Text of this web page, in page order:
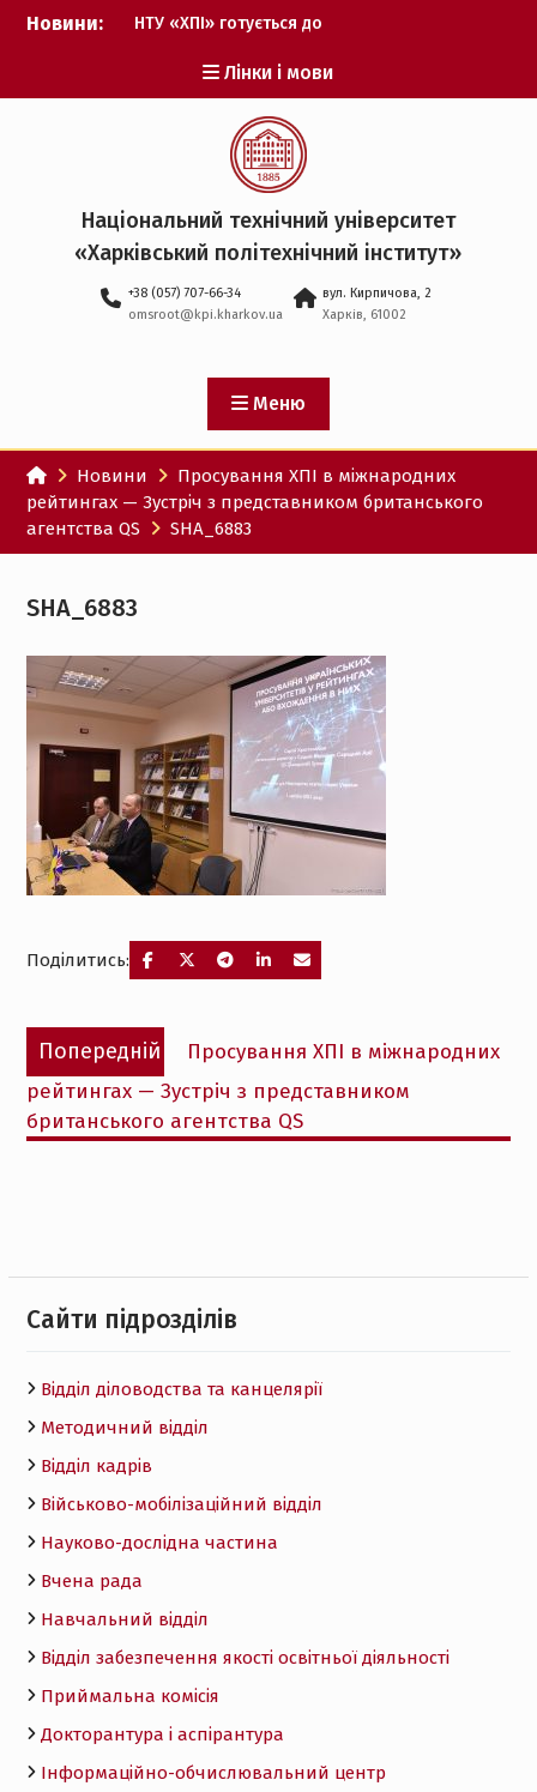
Перейти
Новини:
НТУ «ХПІ» готується до
Музичні таланти ХПІ
запрошуються на
Всеукраїнський
фестиваль «Червона
рута – 2027»
ХПІ уклав угоду про
партнерство з ДержНДІ
технологій кібербезпеки
Головнокомандувачем
Збройних Сил України
участю ХПІ обговорили
перспективи українсько-
іспанського
технологічного
партнерства
Лінки і мови
Національний технічний університет
«Харківський політехнічний iнститут»
+38 (057) 707-66-34
omsroot@kpi.kharkov.ua
вул. Кирпичова, 2
Харків, 61002
Меню
Новини
Просування ХПІ в міжнародних
рейтингах — Зустріч з представником британського
агентства QS
SHA_6883
SHA_6883
Поділитись:
Навігація
записів
Попередній
Попередній
запис:
Просування ХПІ в міжнародних
рейтингах — Зустріч з представником
британського агентства QS
Cайти підрозділів
Відділ діловодства та канцелярії
Методичний відділ
Відділ кадрів
Військово-мобілізаційний відділ
Науково-дослідна частина
Вчена рада
Навчальний відділ
Відділ забезпечення якості освітньої діяльності
Приймальна комісія
Докторантура і аспірантура
Інформаційно-обчислювальний центр